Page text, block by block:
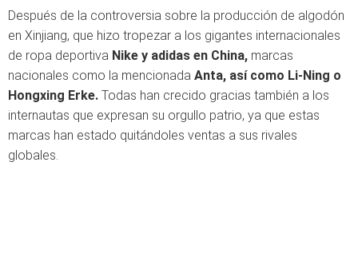
Después de la controversia sobre la producción de algodón
en Xinjiang, que hizo tropezar a los gigantes internacionales
de ropa deportiva Nike y adidas en China, marcas
nacionales como la mencionada Anta, así como Li-Ning o
Hongxing Erke. Todas han crecido gracias también a los
internautas que expresan su orgullo patrio, ya que estas
marcas han estado quitándoles ventas a sus rivales
globales.